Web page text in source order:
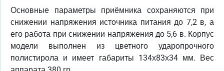
Основные параметры приёмника сохраняются при
снижении напряжения источника питания до 7,2 в, а
его работа при снижении напряжения до 5,6 в. Корпус
модели выполнен из цветного ударопрочного
полистирола и имеет габариты 134х83х34 мм. Вес